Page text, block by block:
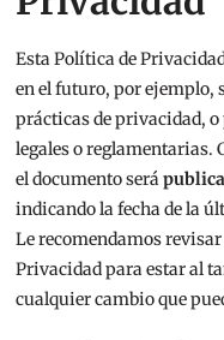
Esta Política de
en el futuro, por ejemplo,
prácticas de privacidad,
legales o reglamentarias.
el documento será
indicando la fecha de la
Le recomendamos
Privacidad para estar al
cualquier cambio que